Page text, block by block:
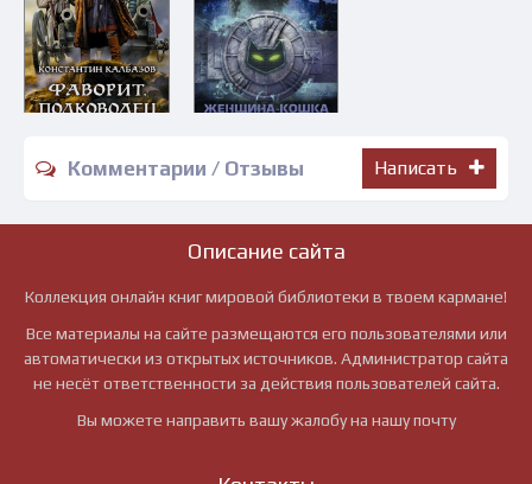
Комментарии / Отзывы Написать
Описание сайта
Коллекция онлайн книг мировой библиотеки в твоем кармане!
Все материалы на сайте размещаются его пользователями или
автоматически из открытых источников. Администратор сайта
не несёт ответственности за действия пользователей сайта.
Вы можете направить вашу жалобу на нашу почту